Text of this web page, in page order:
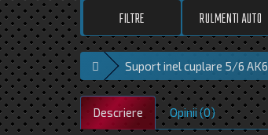
FILTRE
RULMENTI AUTO
Suport inel cuplare 5/6 AK6
Descriere Opinii (0)